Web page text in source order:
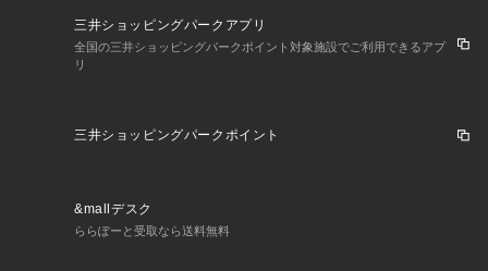
三井ショッピングパークアプリ
全国の三井ショッピングパークポイント対象施設でご利用できるアプ
リ
三井ショッピングパークポイント
&mallデスク
ららぽーと受取なら送料無料